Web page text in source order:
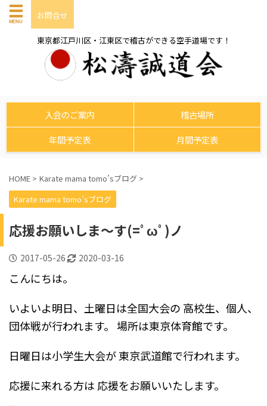
お問合せ
東京都江戸川区・江東区で稽古ができる空手道場です！
入会のご案内
稽古場所
年間予定表
月間予定表
HOME > Karate mama tomo’sブログ >
Karate mama tomo’sブログ
応援お願いしま～す(=ﾟωﾟ)ノ
2017-05-26 2020-03-16
こんにちは。
いよいよ明日、土曜日は全国大会の 高校生、個人、
団体戦が行われます。 場所は東京体育館です。
日曜日は小学生大会が東京武道館で行われます。
応援に来れる方は 応援をお願いいたします。